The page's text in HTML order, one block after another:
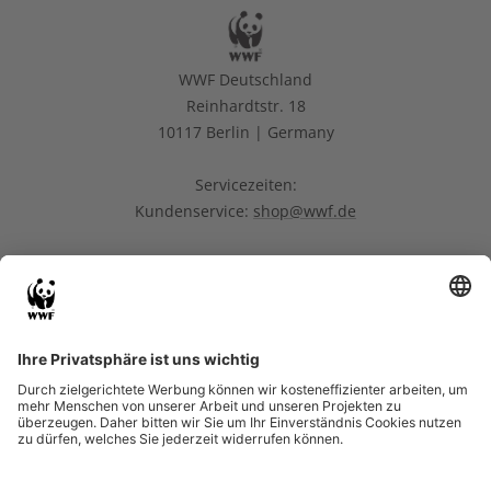
WWF Deutschland
Reinhardtstr. 18
10117 Berlin | Germany
Servicezeiten:
Kundenservice: shop@wwf.de
Ich willige ein, dass meine
personenbezogenen Daten durch den WWF zu
Zwecken des (personalisierten) Versands des